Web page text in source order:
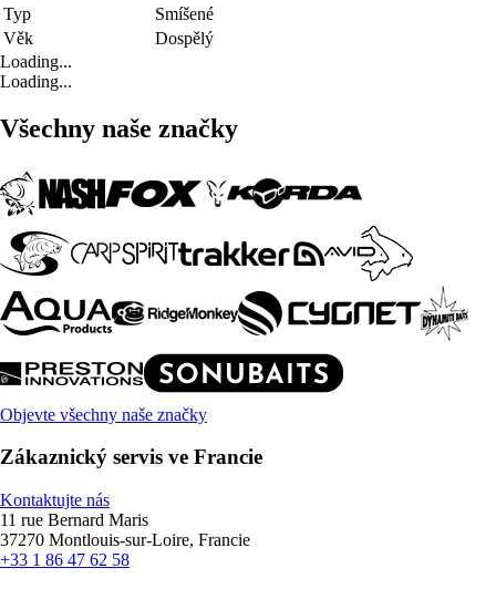
Typ
Smíšené
Věk
Dospělý
Loading...
Loading...
Všechny naše značky
Objevte všechny naše značky
Zákaznický servis ve Francie
Kontaktujte nás
11 rue Bernard Maris
37270 Montlouis-sur-Loire, Francie
+33 1 86 47 62 58